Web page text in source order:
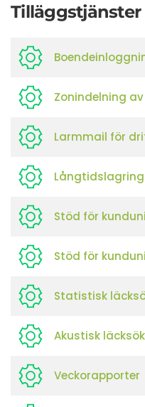
Tilläggstjänster
Zonindelning
Larmmail för
Stöd för
Stöd för
Statistisk
Akustisk
Veckorapporter